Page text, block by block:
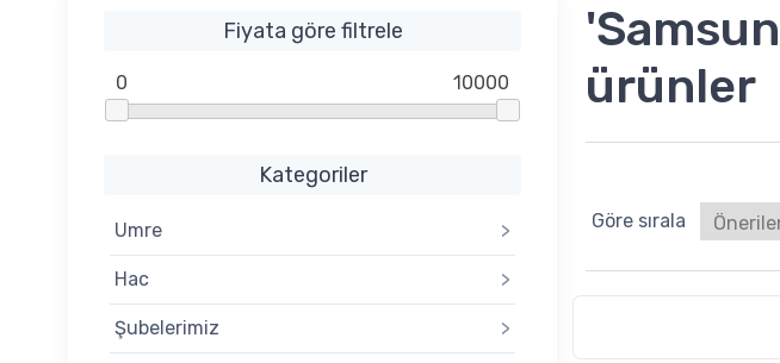
Fiyata göre filtrele
0 10000
Kategoriler
Umre >
Hac >
Şubelerimiz >
ürünler
Göre sırala